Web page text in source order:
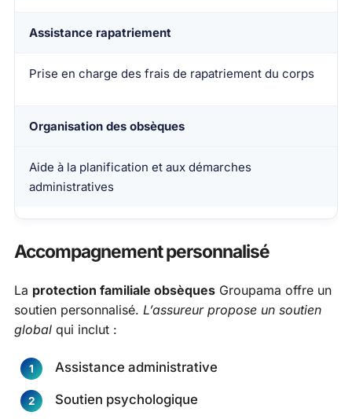
Assistance rapatriement
Prise en charge des frais de rapatriement du corps
Organisation des obsèques
Aide à la planification et aux démarches
administratives
Accompagnement personnalisé
La protection familiale obsèques Groupama offre un
soutien personnalisé. L’assureur propose un soutien
global qui inclut :
Assistance administrative
Soutien psychologique